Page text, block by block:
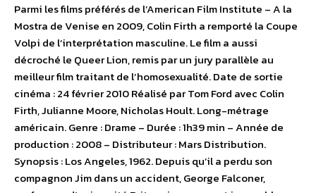
Parmi les films préférés de l’American Film Institute – A la
Mostra de Venise en 2009, Colin Firth a remporté la Coupe
Volpi de l’interprétation masculine. Le film a aussi
décroché le Queer Lion, remis par un jury parallèle au
meilleur film traitant de l’homosexualité. Date de sortie
cinéma : 24 février 2010 Réalisé par Tom Ford avec Colin
Firth, Julianne Moore, Nicholas Hoult. Long-métrage
américain. Genre : Drame – Durée : 1h39 min – Année de
production : 2008 – Distributeur : Mars Distribution.
Synopsis : Los Angeles, 1962. Depuis qu’il a perdu son
compagnon Jim dans un accident, George Falconer,